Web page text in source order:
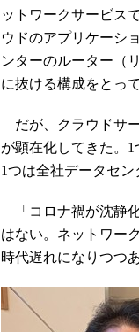
ットワークサービス
ウドのアプリケーシ
ンターのルーター（
に抜ける構成をとっ
だが、クラウドサ
が顕在化してきた。
1つは全社データセン
「コロナ禍が沈静
はない。ネットワー
時代遅れになりつつあ